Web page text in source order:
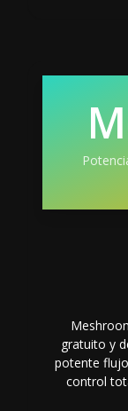
gratuito y
potente
control